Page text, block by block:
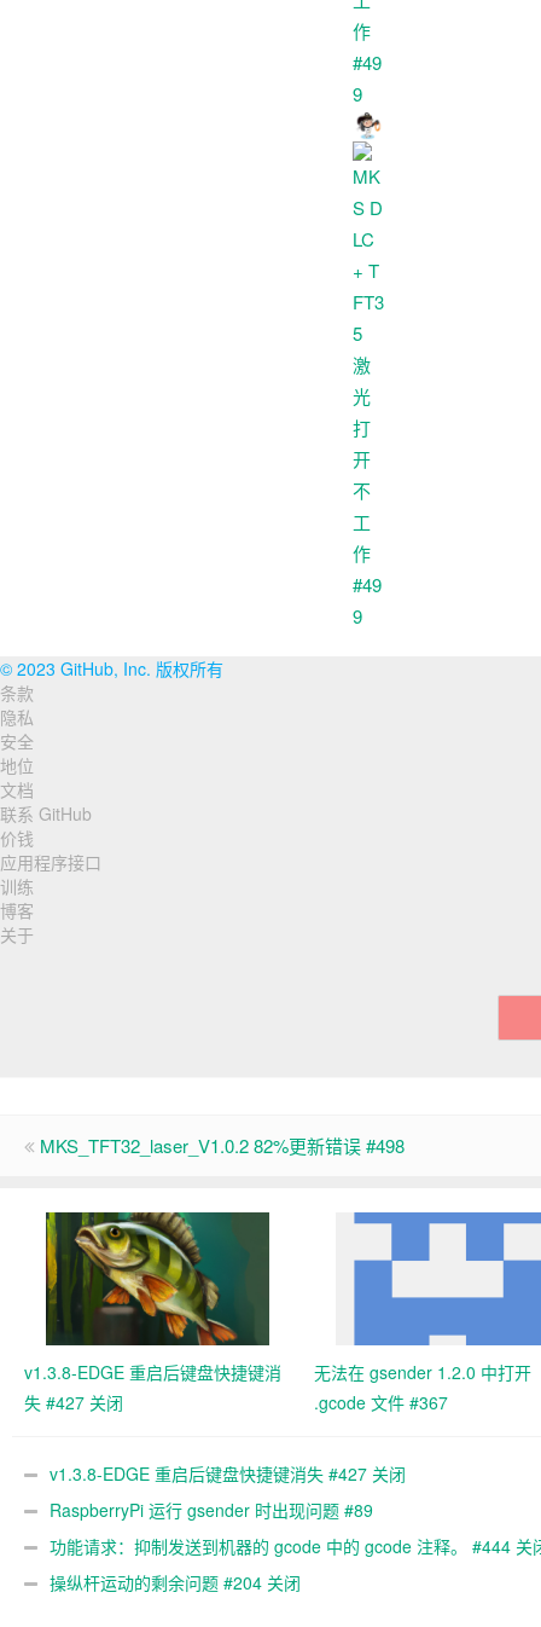
© 2023 GitHub, Inc. 版权所有
页
脚
导
航
条款
隐私
安全
地位
文档
联系 GitHub
价钱
应用程序接口
训练
博客
关于
MKS_TFT32_laser_V1.0.2 82%更新错误 #498
v1.3.8-EDGE 重启后键盘快捷键消
失 #427 关闭
无法在 gsender 1.2.0 中打开
.gcode 文件 #367
v1.3.8-EDGE 重启后键盘快捷键消失 #427 关闭
RaspberryPi 运行 gsender 时出现问题 #89
功能请求：抑制发送到机器的 gcode 中的 gcode 注释。 #444 关
操纵杆运动的剩余问题 #204 关闭